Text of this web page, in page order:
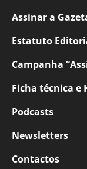
Assinar a
Estatuto
Campanha
Ficha técnica e
Podcasts
Newsletters
Contactos